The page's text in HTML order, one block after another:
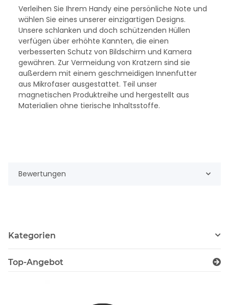
Verleihen Sie Ihrem Handy eine persönliche Note und
wählen Sie eines unserer einzigartigen Designs.
Unsere schlanken und doch schützenden Hüllen
verfügen über erhöhte Kannten, die einen
verbesserten Schutz von Bildschirm und Kamera
gewähren. Zur Vermeidung von Kratzern sind sie
außerdem mit einem geschmeidigen Innenfutter
aus Mikrofaser ausgestattet. Teil unser
magnetischen Produktreihe und hergestellt aus
Materialien ohne tierische Inhaltsstoffe.
Bewertungen
Kategorien
Top-Angebot